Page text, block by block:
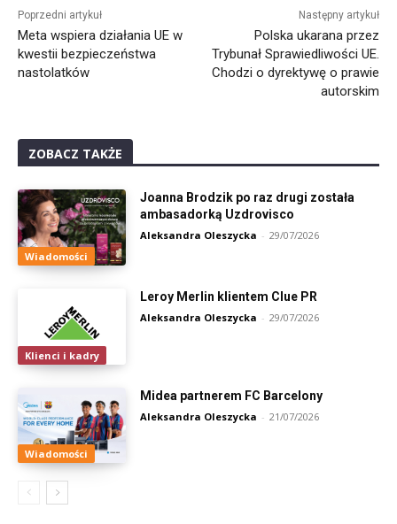
Poprzedni artykuł
Meta wspiera działania UE w
kwestii bezpieczeństwa
nastolatków
Następny artykuł
Polska ukarana przez
Trybunał Sprawiedliwości UE.
Chodzi o dyrektywę o prawie
autorskim
ZOBACZ TAKŻE
Wiadomości
Joanna Brodzik po raz drugi została
ambasadorką Uzdrovisco
Aleksandra Oleszycka - 29/07/2026
Klienci i kadry
Leroy Merlin klientem Clue PR
Aleksandra Oleszycka - 29/07/2026
Wiadomości
Midea partnerem FC Barcelony
Aleksandra Oleszycka - 21/07/2026